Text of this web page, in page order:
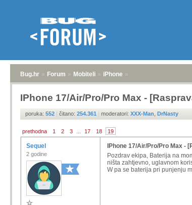
Bug.hr » Forum » Mobiteli » iPhone »
IPhone 17/Air/Pro/Pro Max -
poruka: 552 | čitano: 254.361 | moderatori: XXX-Man DrNasty
prethodna 1 2 3 17 18 19
Sequel
2 godine
IPhone 17/Air/Pro/Pro Max -
Pozdrav ekipa, Baterija na
ništa zahtjevno, uglavnom
W pa se baterija pri punjenju